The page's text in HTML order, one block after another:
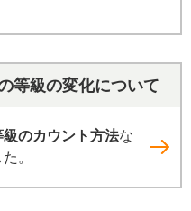
等級の変化について
級のカウント方法な
。